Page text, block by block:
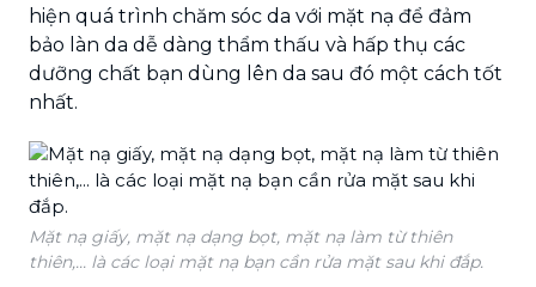
hiện quá trình chăm sóc da với mặt nạ để đảm
bảo làn da dễ dàng thẩm thấu và hấp thụ các
dưỡng chất bạn dùng lên da sau đó một cách tốt
nhất.
Mặt nạ giấy, mặt nạ dạng bọt, mặt nạ làm từ thiên
thiên,... là các loại mặt nạ bạn cần rửa mặt sau khi đắp.